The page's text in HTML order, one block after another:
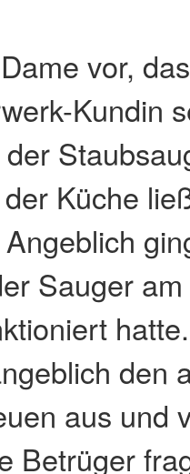
vor,
Kundin
Küche
Sauger
den
aus und
Betrüger